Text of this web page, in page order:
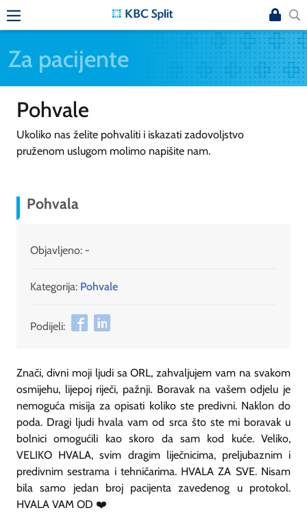
Za pacijente
Pohvale
Ukoliko nas želite pohvaliti i iskazati zadovoljstvo
pruženom uslugom molimo napišite nam.
Pohvala
Objavljeno: -
Kategorija: Pohvale
Podijeli:
Znači, divni moji ljudi sa ORL, zahvaljujem vam na svakom
osmijehu, lijepoj riječi, pažnji. Boravak na vašem odjelu je
nemoguća misija za opisati koliko ste predivni. Naklon do
poda. Dragi ljudi hvala vam od srca što ste mi boravak u
bolnici omogućili kao skoro da sam kod kuće. Veliko,
VELIKO HVALA, svim dragim liječnicima, preljubaznim i
predivnim sestrama i tehničarima. HVALA ZA SVE. Nisam
bila samo jedan broj pacijenta zavedenog u protokol.
HVALA VAM OD ❤️